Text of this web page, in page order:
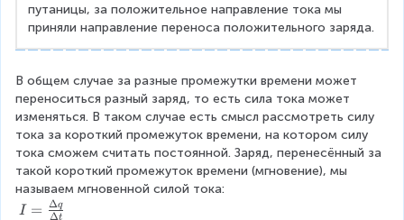
путаницы, за положительное направление тока мы
приняли направление переноса положительного заряда.
В общем случае за разные промежутки времени может
переноситься разный заряд, то есть сила тока может
изменяться. В таком случае есть смысл рассмотреть силу
тока за короткий промежуток времени, на котором силу
тока сможем считать постоянной. Заряд, перенесённый за
такой короткий промежуток времени (мгновение), мы
называем мгновенной силой тока:
I
I = Δt
Δq